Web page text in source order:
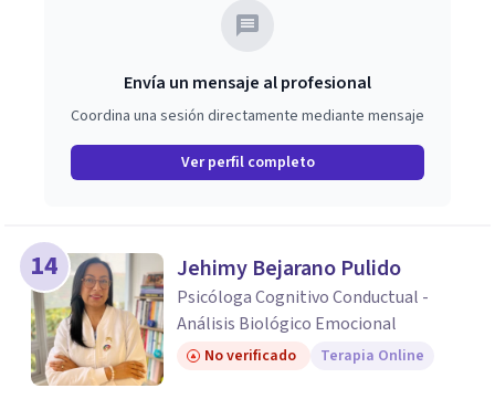
Envía un mensaje al profesional
Coordina una sesión directamente mediante mensaje
Ver perfil completo
14 Jehimy Bejarano Pulido
Psicóloga Cognitivo Conductual -
Análisis Biológico Emocional
No verificado Terapia Online